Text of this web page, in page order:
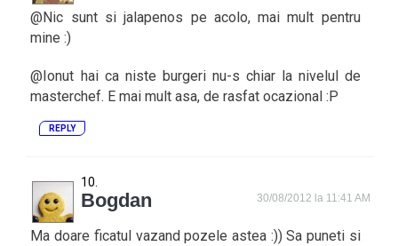
@Nic sunt si jalapenos pe acolo, mai mult pentru
mine :)
@Ionut hai ca niste burgeri nu-s chiar la nivelul de
masterchef. E mai mult asa, de rasfat ocazional :P
REPLY
Bogdan 30/08/2012 la 11:41 AM
Ma doare ficatul vazand pozele astea :)) Sa puneti si